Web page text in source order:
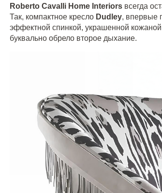
Roberto Cavalli Home Interiors всегда
Так, компактное кресло Dudley, впервые
эффектной спинкой, украшенной
буквально обрело второе дыхание.